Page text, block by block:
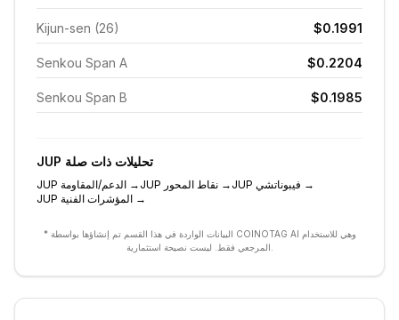
Kijun-sen (26) $0.1991
Senkou Span A $0.2204
Senkou Span B $0.1985
JUP تحليلات ذات صلة
JUP الدعم/المقاومة → JUP نقاط المحور → JUP فيبوناتشي →
JUP المؤشرات الفنية →
* البيانات الواردة في هذا القسم تم إنشاؤها بواسطة COINOTAG AI وهي للاستخدام